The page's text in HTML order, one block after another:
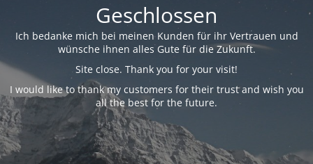
Geschlossen
Ich bedanke mich bei meinen Kunden für ihr Vertrauen und
wünsche ihnen alles Gute für die Zukunft.
Site close. Thank you for your visit!
I would like to thank my customers for their trust and wish you
all the best for the future.